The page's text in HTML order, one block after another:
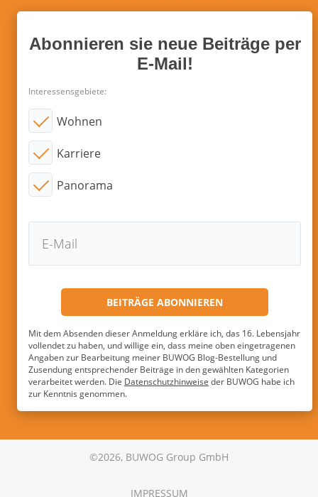
Abonnieren sie neue Beiträge per
E-Mail!
Interessensgebiete:
Wohnen
Karriere
Panorama
Mit dem Absenden dieser Anmeldung erkläre ich, das 16. Lebensjahr
vollendet zu haben, und willige ein, dass meine oben eingetragenen
Angaben zur Bearbeitung meiner BUWOG Blog-Bestellung und
Zusendung entsprechender Beiträge in den gewählten Kategorien
verarbeitet werden. Die Datenschutzhinweise der BUWOG habe ich
zur Kenntnis genommen.
©2026, BUWOG Group GmbH
IMPRESSUM